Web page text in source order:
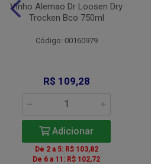
Vinho Alemao Dr Loosen Dry
Trocken Bco 750ml
Código: 00160979
R$ 109,28
Adicionar
De 2 a 5: R$ 103,82
De 6 a 11: R$ 102,72